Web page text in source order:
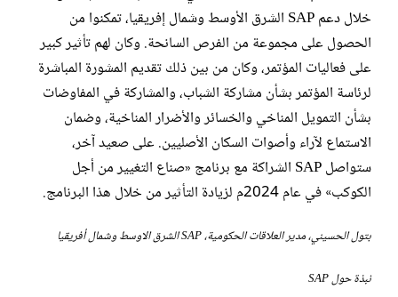
خلال دعم SAP الشرق الأوسط وشمال إفريقيا، تمكنوا من
الحصول على مجموعة من الفرص السانحة. وكان لهم تأثير كبير
على فعاليات المؤتمر، وكان من بين ذلك تقديم المشورة المباشرة
لرئاسة المؤتمر بشأن مشاركة الشباب، والمشاركة في المفاوضات
بشأن التمويل المناخي والخسائر والأضرار المناخية، وضمان
الاستماع لآراء وأصوات السكان الأصليين. على صعيد آخر،
ستواصل SAP الشراكة مع برنامج «صناع التغيير من أجل
الكوكب» في عام 2024م لزيادة التأثير من خلال هذا البرنامج.
بتول الحسيني، مدير العلاقات الحكومية، SAP الشرق الاوسط وشمال أفريقيا
نبذة حول SAP